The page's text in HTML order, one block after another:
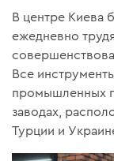
В центре Киева
ежедневно
Все
промышленных
заводах,
Турции и